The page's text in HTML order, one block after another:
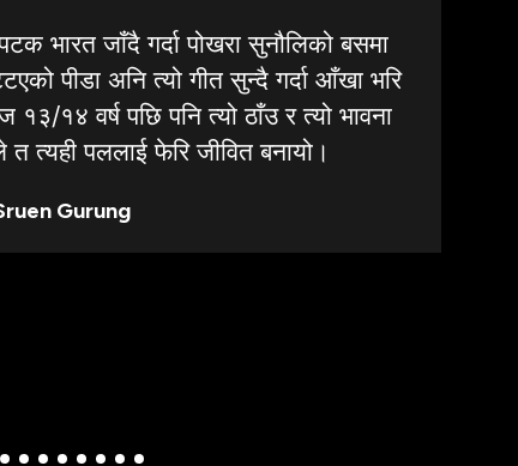
भारत जाँदै गर्दा पोखरा सुनौलिको बसमा
पीडा अनि त्यो गीत सुन्दै गर्दा आँखा भरि
१४ वर्ष पछि पनि त्यो ठाँउ र त्यो भावना
त्यही पललाई फेरि जीवित बनायो।
Gurung